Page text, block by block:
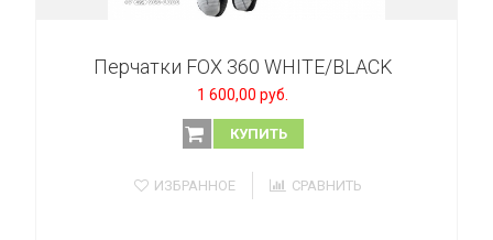
Перчатки FOX 360 WHITE/BLACK
1 600,00 руб.
КУПИТЬ
ИЗБРАННОЕ СРАВНИТЬ